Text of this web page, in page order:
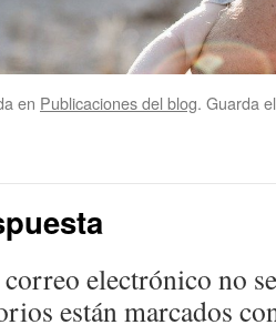
en Publicaciones del blog. Guarda
electrónico no
están marcados